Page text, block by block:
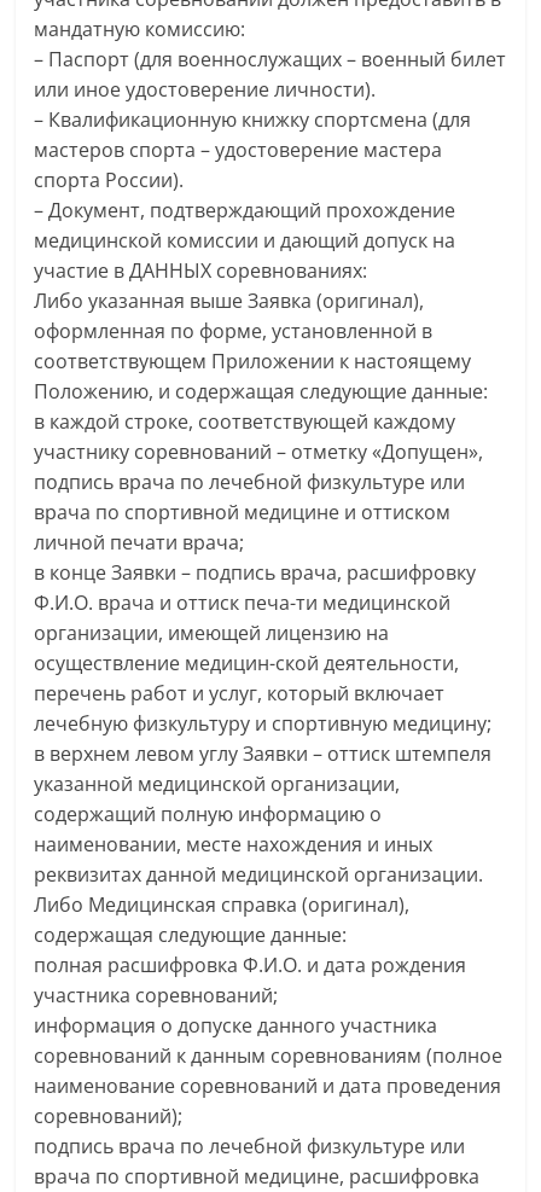
мандатную комиссию:
– Паспорт (для военнослужащих – военный билет
или иное удостоверение личности).
– Квалификационную книжку спортсмена (для
мастеров спорта – удостоверение мастера
спорта России).
– Документ, подтверждающий прохождение
медицинской комиссии и дающий допуск на
участие в ДАННЫХ соревнованиях:
Либо указанная выше Заявка (оригинал),
оформленная по форме, установленной в
соответствующем Приложении к настоящему
Положению, и содержащая следующие данные:
в каждой строке, соответствующей каждому
участнику соревнований – отметку «Допущен»,
подпись врача по лечебной физкультуре или
врача по спортивной медицине и оттиском
личной печати врача;
в конце Заявки – подпись врача, расшифровку
Ф.И.О. врача и оттиск печа-ти медицинской
организации, имеющей лицензию на
осуществление медицин-ской деятельности,
перечень работ и услуг, который включает
лечебную физкультуру и спортивную медицину;
в верхнем левом углу Заявки – оттиск штемпеля
указанной медицинской организации,
содержащий полную информацию о
наименовании, месте нахождения и иных
реквизитах данной медицинской организации.
Либо Медицинская справка (оригинал),
содержащая следующие данные:
полная расшифровка Ф.И.О. и дата рождения
участника соревнований;
информация о допуске данного участника
соревнований к данным соревнованиям (полное
наименование соревнований и дата проведения
соревнований);
подпись врача по лечебной физкультуре или
врача по спортивной медицине, расшифровка